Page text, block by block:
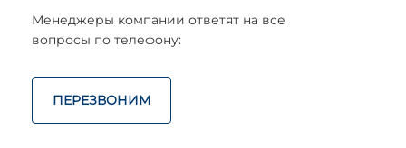
Менеджеры компании ответят на все
вопросы по телефону:
ПЕРЕЗВОНИМ